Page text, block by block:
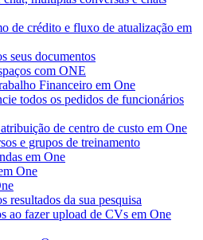
de crédito e fluxo de atualização em
seus documentos
com ONE
Financeiro em One
todos os pedidos de funcionários
de centro de custo em One
e grupos de treinamento
em One
One
resultados da sua pesquisa
ao fazer upload de CVs em One